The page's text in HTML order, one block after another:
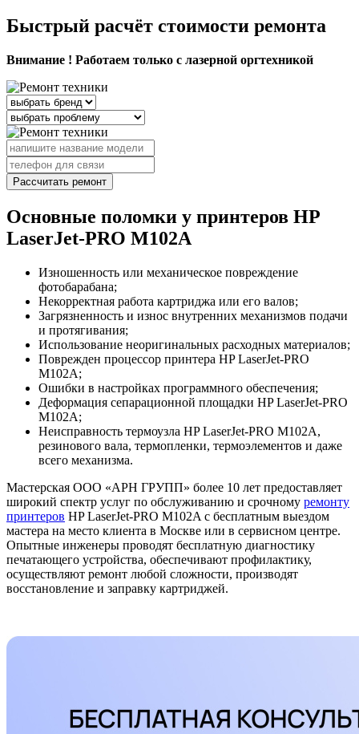
Быстрый расчёт стоимости ремонта
Внимание ! Работаем только с лазерной оргтехникой
Рассчитать ремонт
Основные поломки у принтеров HP
LaserJet-PRO M102A
Изношенность или механическое повреждение
фотобарабана;
Некорректная работа картриджа или его валов;
Загрязненность и износ внутренних механизмов подачи
и протягивания;
Использование неоригинальных расходных материалов;
Поврежден процессор принтера HP LaserJet-PRO
M102A;
Ошибки в настройках программного обеспечения;
Деформация сепарационной площадки HP LaserJet-PRO
M102A;
Неисправность термоузла HP LaserJet-PRO M102A,
резинового вала, термопленки, термоэлементов и даже
всего механизма.
Мастерская ООО «АРН ГРУПП» более 10 лет предоставляет
широкий спектр услуг по обслуживанию и срочному ремонту
принтеров HP LaserJet-PRO M102A с бесплатным выездом
мастера на место клиента в Москве или в сервисном центре.
Опытные инженеры проводят бесплатную диагностику
печатающего устройства, обеспечивают профилактику,
осуществляют ремонт любой сложности, производят
восстановление и заправку картриджей.